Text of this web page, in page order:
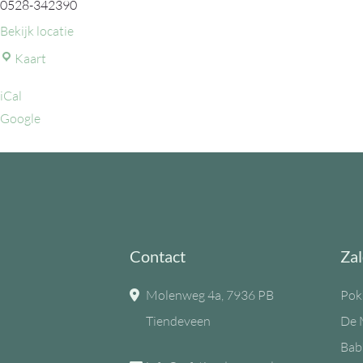
0528-342390
Bekijk locatie
Kaart
iCal
Google
Contact
Molenweg 4a, 7936 PB
Tiendeveen
De